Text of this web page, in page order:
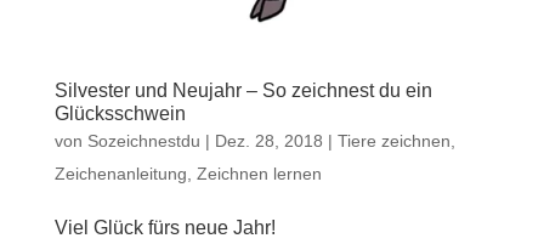
Silvester und Neujahr – So zeichnest du ein
Glücksschwein
von Sozeichnestdu | Dez. 28, 2018 | Tiere zeichnen
Zeichenanleitung Zeichnen lernen
Viel Glück fürs neue Jahr!